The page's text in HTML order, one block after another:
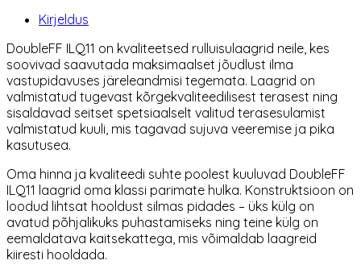
Kirjeldus
DoubleFF ILQ11 on kvaliteetsed rulluisulaagrid neile, kes
soovivad saavutada maksimaalset jõudlust ilma
vastupidavuses järeleandmisi tegemata. Laagrid on
valmistatud tugevast kõrgekvaliteedilisest terasest ning
sisaldavad seitset spetsiaalselt valitud terasesulamist
valmistatud kuuli, mis tagavad sujuva veeremise ja pika
kasutusea.
Oma hinna ja kvaliteedi suhte poolest kuuluvad DoubleFF
ILQ11 laagrid oma klassi parimate hulka. Konstruktsioon on
loodud lihtsat hooldust silmas pidades – üks külg on
avatud põhjalikuks puhastamiseks ning teine külg on
eemaldatava kaitsekattega, mis võimaldab laagreid
kiiresti hooldada.